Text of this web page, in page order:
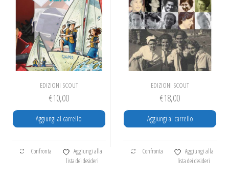
EDIZIONI SCOUT
€10,00
Aggiungi al carrello
Confronta
Aggiungi alla
lista dei desideri
EDIZIONI SCOUT
€18,00
Aggiungi al carrello
Confronta
Aggiungi alla
lista dei desideri